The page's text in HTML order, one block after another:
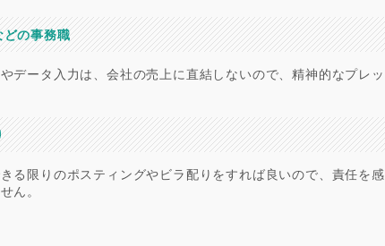
の事務職
データ入力は、会社の売上に直結しないので、精神的なプレッ
る限りのポスティングやビラ配りをすれば良いので、責任を感
ん。